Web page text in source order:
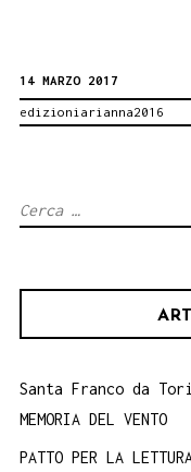
14 MARZO 2017
edizioniarianna2016
Ricerca
Santa Franco da
MEMORIA DEL VENTO
PATTO PER LA